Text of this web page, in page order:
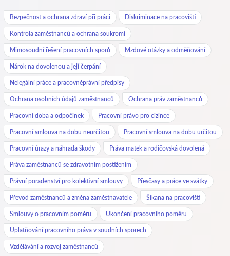
Bezpečnost a ochrana zdraví při práci Diskriminace na pracovišti
Kontrola zaměstnanců a ochrana soukromí
Mimosoudní řešení pracovních sporů Mzdové otázky a odměňování
Nárok na dovolenou a její čerpání
Nelegální práce a pracovněprávní předpisy
Ochrana osobních údajů zaměstnanců Ochrana práv zaměstnanců
Pracovní doba a odpočinek Pracovní právo pro cizince
Pracovní smlouva na dobu neurčitou Pracovní smlouva na dobu určitou
Pracovní úrazy a náhrada škody Práva matek a rodičovská dovolená
Práva zaměstnanců se zdravotním postižením
Právní poradenství pro kolektivní smlouvy Přesčasy a práce ve svátky
Převod zaměstnanců a změna zaměstnavatele Šikana na pracovišti
Smlouvy o pracovním poměru Ukončení pracovního poměru
Uplatňování pracovního práva v soudních sporech
Vzdělávání a rozvoj zaměstnanců